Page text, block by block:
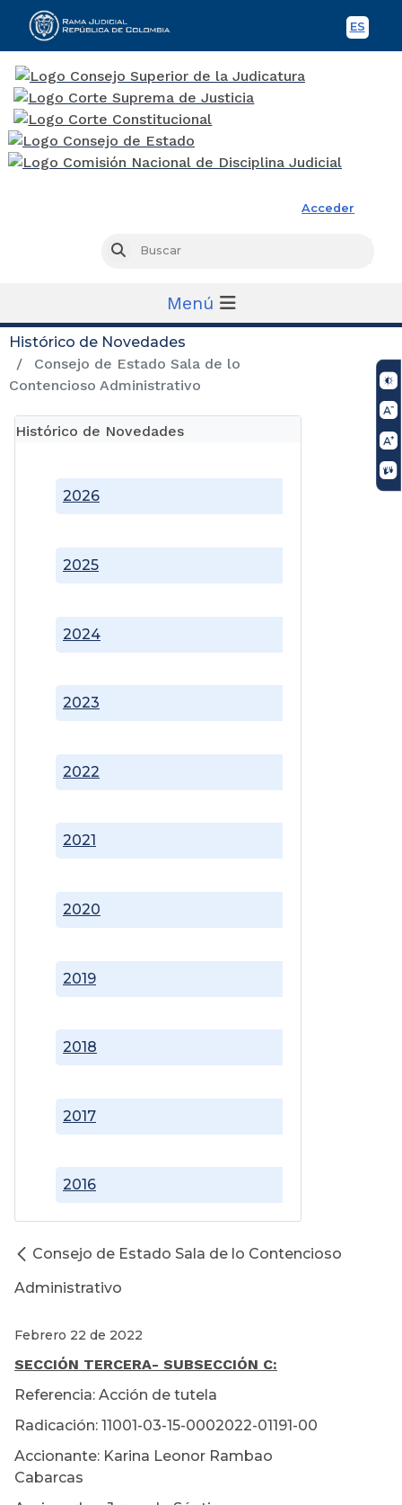
ES
Acceder
Buscar
Menú
Histórico de Novedades
Consejo de Estado Sala de lo
Contencioso Administrativo
Histórico de Novedades
2016
2017
2018
2019
2020
2021
2022
2023
2024
2025
2026
Consejo de Estado Sala de lo Contencioso
Administrativo
Febrero 22 de 2022
SECCIÓN TERCERA- SUBSECCIÓN C:
Referencia: Acción de tutela
Radicación: 11001-03-15-0002022-01191-00
Accionante: Karina Leonor Rambao
Cabarcas